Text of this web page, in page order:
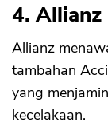
4. Allianz
Allianz
tambahan
yang
kecelakaan.